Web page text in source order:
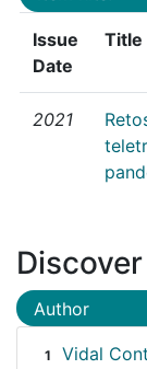
Issue
Date
Title
2021
Discover
Author
1 Vidal